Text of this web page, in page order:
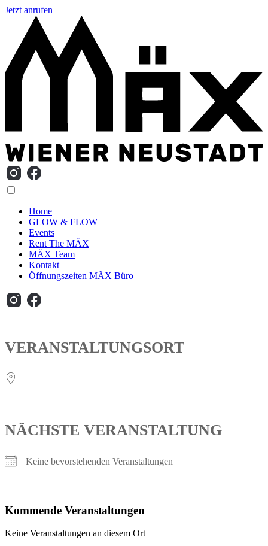
Jetzt anrufen
Home
GLOW & FLOW
Events
Rent The MÄX
MÄX Team
Kontakt
Öffnungszeiten MÄX Büro
VERANSTALTUNGSORT
NÄCHSTE VERANSTALTUNG
Keine bevorstehenden Veranstaltungen
Kommende Veranstaltungen
Keine Veranstaltungen an diesem Ort